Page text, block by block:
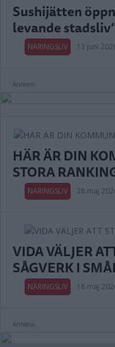
Sushijätten
levande
NÄRINGSLIV 13 juni
Annons:
HÄR ÄR DIN
STORA
NÄRINGSLIV 28 maj
VIDA VÄLJER
SÅGVERK I
NÄRINGSLIV 18 maj
Annons: